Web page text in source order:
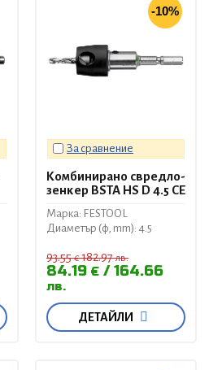
-10%
За сравнение
Комбинирано свредло-
зенкер BSTA HS D 4.5 CE
Марка: FESTOOL
Диаметър (ф, mm): 4.5
93.55€182.97лв.
84.19 € 164.66
лв.
ДЕТАЙЛИ